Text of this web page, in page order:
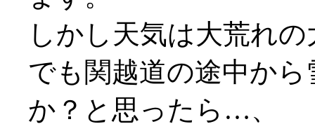
しかし天気は大荒れ
でも関越道の途中か
か？と思ったら…、